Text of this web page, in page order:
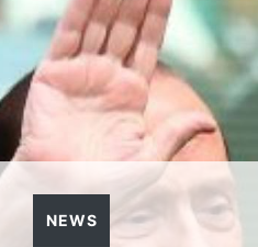
NEWS